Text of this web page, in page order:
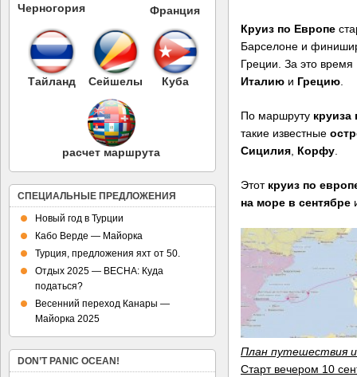
Круиз по Европе
Барселоне и
Греции. За это
Италию и Грецию
По маршруту
такие известные
Сицилия Корфу
Этот круиз по
на море в сентябре
План путешествия
Старт вечером 10
Черногория
Франция
Тайланд Сейшелы Куба
расчет маршрута
СПЕЦИАЛЬНЫЕ ПРЕДЛОЖЕНИЯ
Новый год в Турции
Кабо Верде — Майорка
Турция, предложения яхт от 50.
Отдых 2025 — ВЕСНА: Куда
податься?
Весенний переход Канары —
Майорка 2025
DON’T PANIC OCEAN!